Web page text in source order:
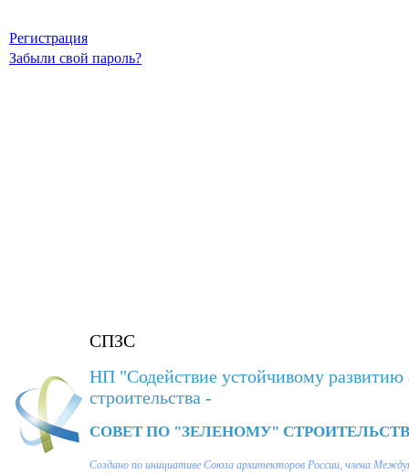
Регистрация
Забыли свой пароль?
СПЗС
НП "Содействие устойчивому развитию
строительства -
СОВЕТ ПО "ЗЕЛЕНОМУ"
Создано по инициативе Союза архитекторов России, члена